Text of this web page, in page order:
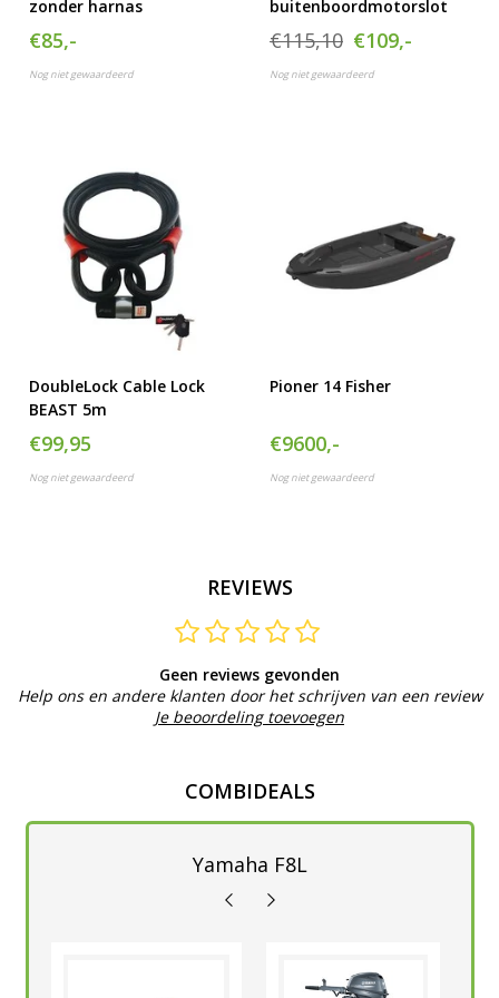
zonder harnas
€85,-
Nog niet gewaardeerd
buitenboordmotorslot
€115,10 €109,-
Nog niet gewaardeerd
DoubleLock Cable Lock
BEAST 5m
€99,95
Nog niet gewaardeerd
Pioner 14 Fisher
€9600,-
Nog niet gewaardeerd
REVIEWS
Geen reviews gevonden
Help ons en andere klanten door het schrijven van een review
Je beoordeling toevoegen
COMBIDEALS
Yamaha F8L